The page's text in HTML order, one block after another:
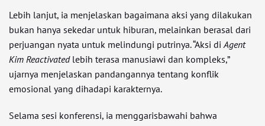
Lebih lanjut, ia menjelaskan bagaimana aksi yang dilakukan
bukan hanya sekedar untuk hiburan, melainkan berasal dari
perjuangan nyata untuk melindungi putrinya. “Aksi diAgent
Kim Reactivatedlebih terasa manusiawi dan kompleks,”
ujarnya menjelaskan pandangannya tentang konflik
emosional yang dihadapi karakternya.
Selama sesi konferensi, ia menggarisbawahi bahwa